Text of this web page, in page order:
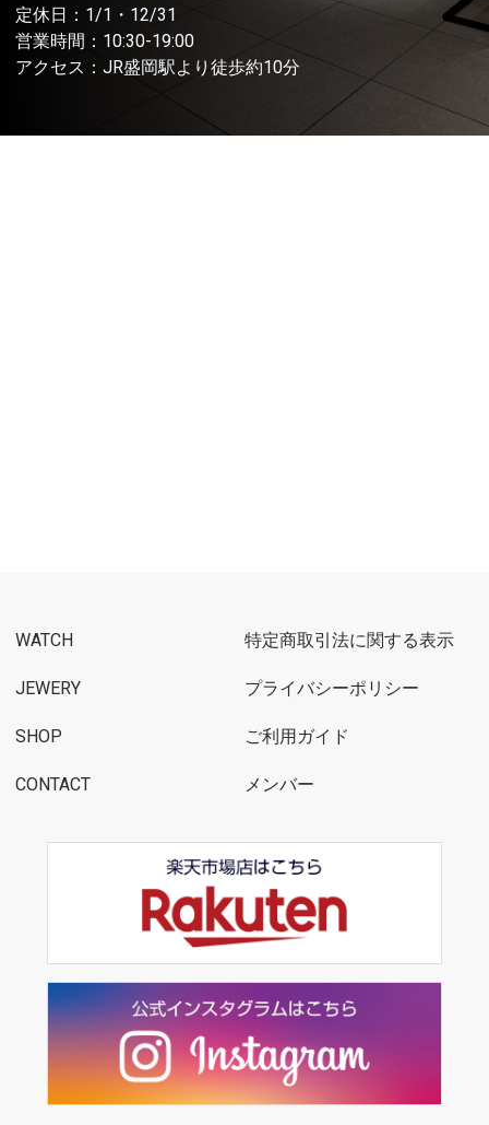
定休日：1/1・12/31
営業時間：10:30-19:00
アクセス：JR盛岡駅より徒歩約10分
WATCH
JEWERY
SHOP
CONTACT
特定商取引法に関する表示
プライバシーポリシー
ご利用ガイド
メンバー